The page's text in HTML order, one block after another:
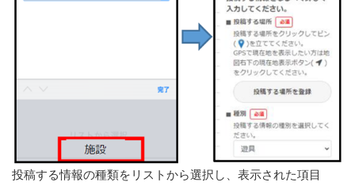
投稿する情報の種類をリストから選択し、表示された項目